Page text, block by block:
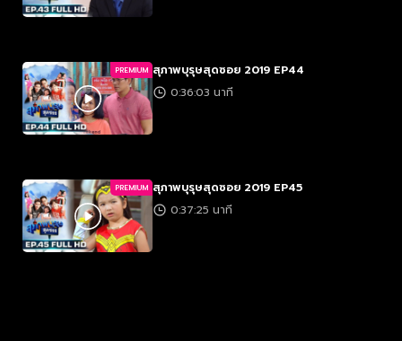
PREMIUM สุภาพบุรุษสุดซอย 2019 EP44
0:36:03 นาที
PREMIUM สุภาพบุรุษสุดซอย 2019 EP45
0:37:25 นาที